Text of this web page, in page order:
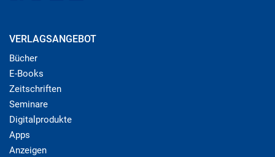
VERLAGSANGEBOT
Bücher
E-Books
Zeitschriften
Seminare
Digitalprodukte
Apps
Anzeigen